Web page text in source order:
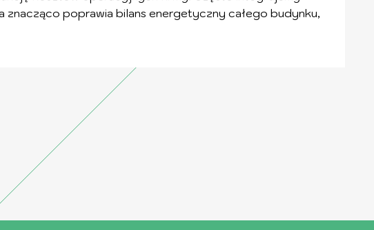
znacząco poprawia bilans energetyczny całego budynku,